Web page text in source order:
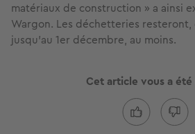
matériaux de construction » a ainsi
Wargon. Les déchetteries resteront,
jusqu’au 1er décembre, au moins.
Cet article vous a